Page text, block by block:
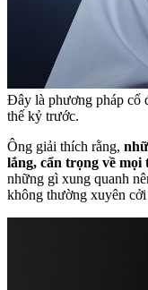
Đây là phương pháp cổ
thế kỷ trước.
Ông giải thích rằng,
lắng, cẩn trọng về mọi
những gì xung quanh
không thường xuyên